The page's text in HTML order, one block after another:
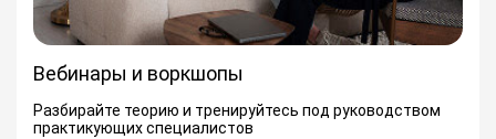
Вебинары и воркшопы
Разбирайте теорию и тренируйтесь под руководством
практикующих специалистов